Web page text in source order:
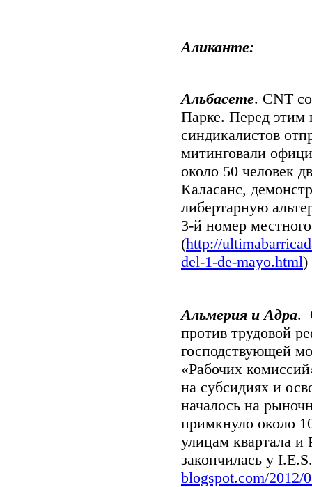
Аликанте:
Альбасете. CNT
Парке. Перед этим
синдикалистов
митинговали
около 50 человек
Каласанс,
либертарную
3-й номер
(http://
del-1-de-mayo.html)
Альмерия и Адра.
против трудовой
господствующей
«Рабочих
на субсидиях и
началось на
примкнуло около
улицам квартала
закончилась у I.E.S
blogspot.com/2012/